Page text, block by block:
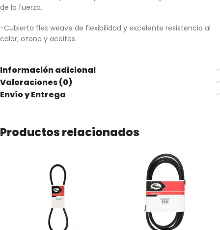
de la fuerza.
-Cubierta flex weave de flexibilidad y excelente resistencia al
calor, ozono y aceites.
Información adicional
Valoraciones (0)
Envío y Entrega
Productos relacionados